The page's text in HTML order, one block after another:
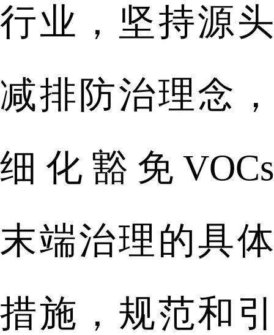
行业，坚持源头
减排防治理念，
细化豁免VOCs
末端治理的具体
措施，规范和引